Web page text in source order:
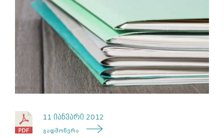
11 იანვარი 2012
გადმოწერა